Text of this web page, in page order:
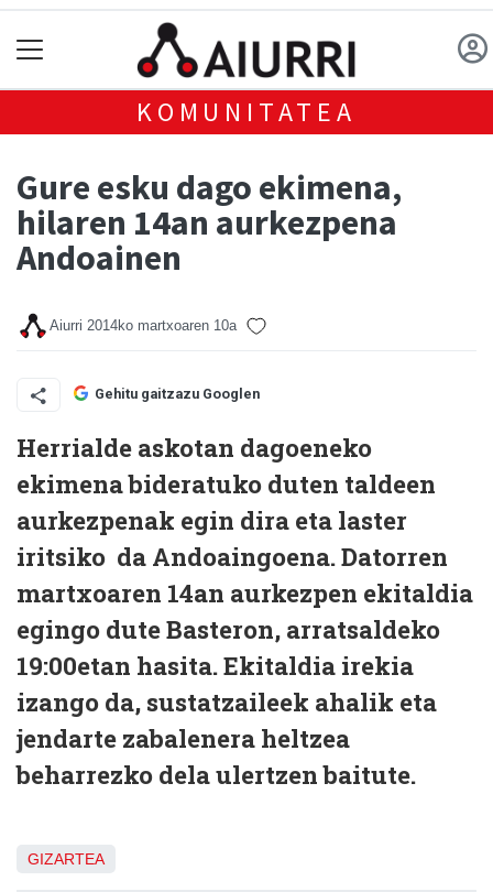
KOMUNITATEA
Gure esku dago ekimena,
hilaren 14an aurkezpena
Andoainen
Aiurri 2014ko martxoaren 10a
Gehitu gaitzazu Googlen
Herrialde askotan dagoeneko
ekimena bideratuko duten taldeen
aurkezpenak egin dira eta laster
iritsiko da Andoaingoena. Datorren
martxoaren 14an aurkezpen ekitaldia
egingo dute Basteron, arratsaldeko
19:00etan hasita. Ekitaldia irekia
izango da, sustatzaileek ahalik eta
jendarte zabalenera heltzea
beharrezko dela ulertzen baitute.
GIZARTEA